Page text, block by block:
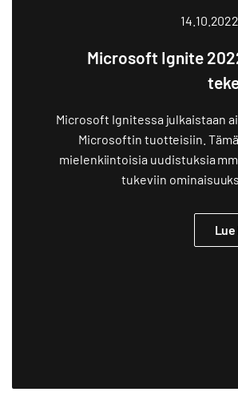
14.10.2022
Microsoft Ignite
Microsoft Ignitessa julkaistaan
Microsoftin tuotteisiin.
mielenkiintoisia uudistuksia
tukeviin